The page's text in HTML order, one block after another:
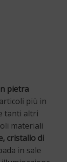
pietra
più in
tanti altri
materiali
cristallo di
in sale